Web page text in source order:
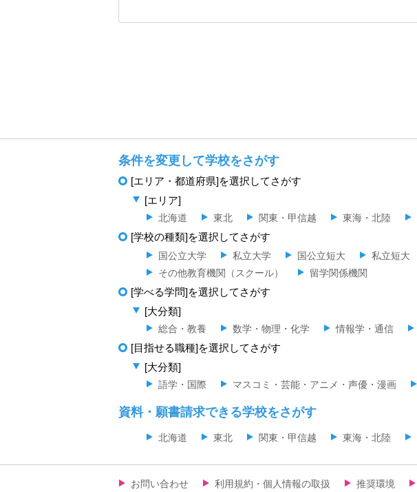
条件を変更して学校をさがす
[エリア・都道府県]を選択してさがす
[エリア]
北海道 東北 関東・甲信越 東海・北陸
[学校の種類]を選択してさがす
国公立大学 私立大学 国公立短大 私立短大
その他教育機関（スクール）
留学関係機関
[学べる学問]を選択してさがす
[大分類]
総合・教養 数学・物理・化学 情報学・通信
[目指せる職種]を選択してさがす
[大分類]
語学・国際 マスコミ・芸能・アニメ・声優・漫画
資料・願書請求できる学校をさがす
北海道 東北 関東・甲信越 東海・北陸
お問い合わせ 利用規約・個人情報の取扱 推奨環境